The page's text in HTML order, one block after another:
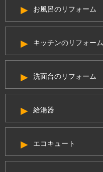
お風呂のリフォーム
キッチンのリフォーム
洗面台のリフォーム
給湯器
エコキュート